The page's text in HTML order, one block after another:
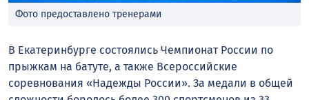
Фото предоставлено тренерами
В Екатеринбурге состоялись Чемпионат России по
прыжкам на батуте, а также Всероссийские
соревнования «Надежды России». За медали в общей